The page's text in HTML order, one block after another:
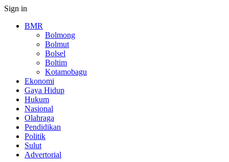
Sign in
BMR
Bolmong
Bolmut
Bolsel
Boltim
Kotamobagu
Ekonomi
Gaya Hidup
Hukum
Nasional
Olahraga
Pendidikan
Politik
Sulut
Advertorial